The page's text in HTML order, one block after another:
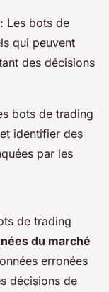
: Les bots de
qui peuvent
des décisions
bots de trading
identifier des
par les
de trading
du marché
erronées
décisions de